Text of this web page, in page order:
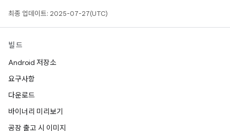
최종 업데이트: 2025-07-27(UTC)
빌드
Android 저장소
요구사항
다운로드
바이너리 미리보기
공장 출고 시 이미지